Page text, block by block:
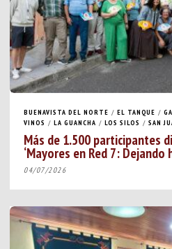
BUENAVISTA DEL NORTE / EL TANQUE /
VINOS / LA GUANCHA / LOS SILOS / SAN
Más de 1.500 participantes
‘Mayores en Red 7: Dejando
04/07/2026